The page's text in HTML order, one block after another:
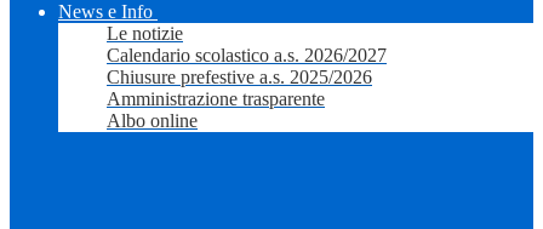
News e Info
Le notizie
Calendario scolastico a.s. 2026/2027
Chiusure prefestive a.s. 2025/2026
Amministrazione trasparente
Albo online